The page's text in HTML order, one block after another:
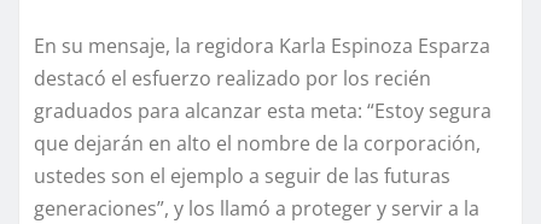
En su mensaje, la regidora Karla Espinoza Esparza
destacó el esfuerzo realizado por los recién
graduados para alcanzar esta meta: “Estoy segura
que dejarán en alto el nombre de la corporación,
ustedes son el ejemplo a seguir de las futuras
generaciones”, y los llamó a proteger y servir a la